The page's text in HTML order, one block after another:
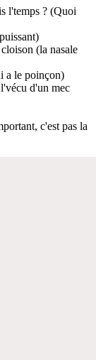
l'temps ? (Quoi
(la nasale
a le poinçon)
d'un mec
c'est pas la